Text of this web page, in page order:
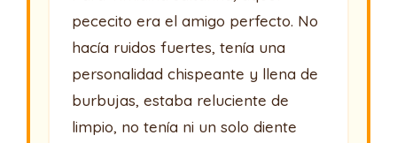
pececito era el amigo perfecto. No
hacía ruidos fuertes, tenía una
personalidad chispeante y llena de
burbujas, estaba reluciente de
limpio, no tenía ni un solo diente